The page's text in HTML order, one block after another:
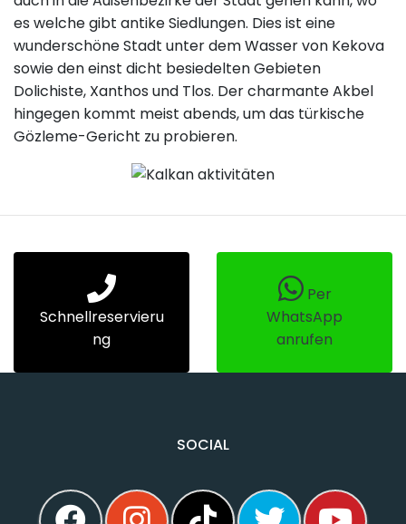
es welche gibt antike Siedlungen. Dies ist eine
wunderschöne Stadt unter dem Wasser von Kekova
sowie den einst dicht besiedelten Gebieten
Dolichiste, Xanthos und Tlos. Der charmante Akbel
hingegen kommt meist abends, um das türkische
Gözleme-Gericht zu probieren.
Schnellreservieru
ng
Per
WhatsApp
anrufen
SOCIAL